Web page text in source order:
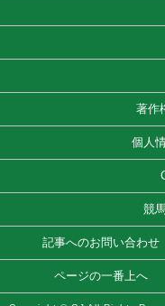
著作
個人
競
記事へのお問い合わせ
ページの一番上へ